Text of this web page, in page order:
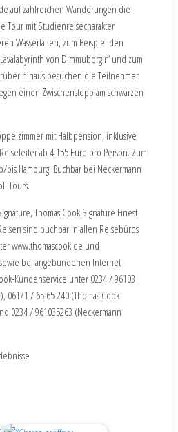
auf zahlreichen Wanderungen die
Tour mit Studienreisecharakter
Wasserfällen, zum Beispiel den
von Dimmuborgir“ und zum
hinaus besuchen die Teilnehmer
einen Zwischenstopp am schwarzen
mit Halbpension, inklusive
ab 4.155 Euro pro Person. Zum
bis Hamburg. Buchbar bei Neckermann
Tours.
Thomas Cook Signature Finest
sind buchbar in allen Reisebüros
www.thomascook.de und
bei angebundenen Internet-
Kundenservice unter 0234 / 96103
06171 / 65 65 240 (Thomas Cook
0234 / 961035263 (Neckermann